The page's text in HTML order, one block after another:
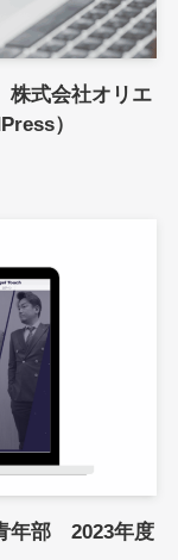
株式会社オリエ
）
年部 2023年度